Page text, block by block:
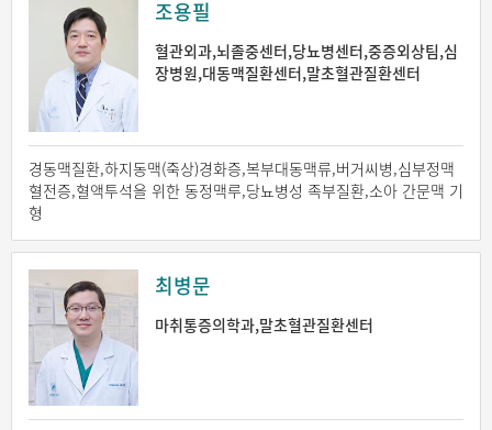
조용필
혈관외과,뇌졸중센터,당뇨병센터,중증외상팀,심
장병원,대동맥질환센터,말초혈관질환센터
경동맥질환,하지동맥(죽상)경화증,복부대동맥류,버거씨병,심부정맥
혈전증,혈액투석을 위한 동정맥루,당뇨병성 족부질환,소아 간문맥 기
형
최병문
마취통증의학과,말초혈관질환센터